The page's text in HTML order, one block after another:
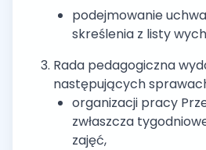
podejmowanie
skreślenia z listy
Rada pedagogiczna
następujących
organizacji pracy
zwłaszcza
zajęć,